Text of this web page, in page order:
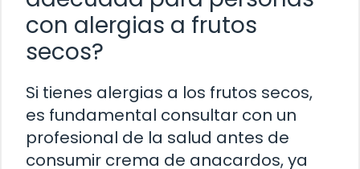
con alergias a frutos
secos?
Si tienes alergias a los frutos secos,
es fundamental consultar con un
profesional de la salud antes de
consumir crema de anacardos, ya